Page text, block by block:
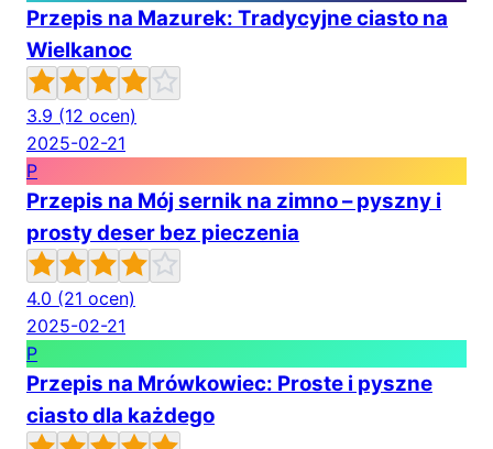
Przepis na Mazurek: Tradycyjne ciasto na
Wielkanoc
3.9 (12 ocen)
2025-02-21
P
Przepis na Mój sernik na zimno – pyszny i
prosty deser bez pieczenia
4.0 (21 ocen)
2025-02-21
P
Przepis na Mrówkowiec: Proste i pyszne
ciasto dla każdego